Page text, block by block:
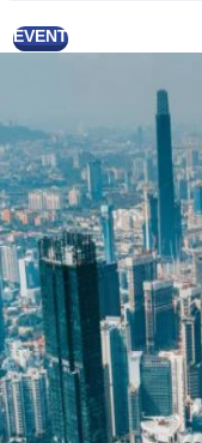
EVENT